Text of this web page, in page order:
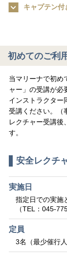
キャプテン付
初めてのご利
当マリーナで初め
ャー」の受講が必
インストラクター
受講ください。（
レクチャー受講後
す。
安全レクチ
実施日
指定日での実施
（TEL：045-
定員
3名（最少催行人